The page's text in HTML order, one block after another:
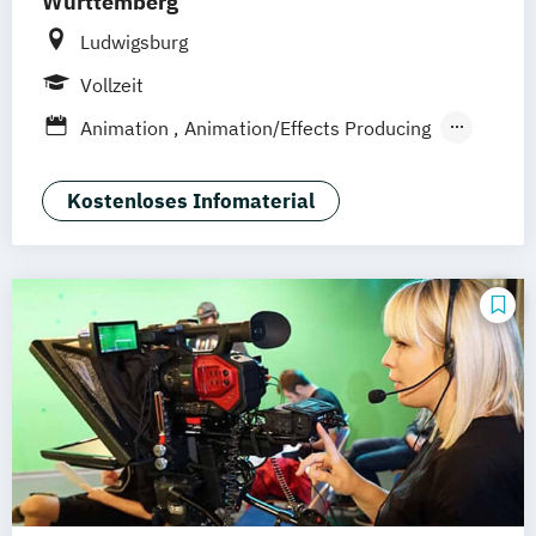
Ludwigsburg
Vollzeit
Animation
Animation/Effects Producing
Visual Effects
Kostenloses Infomaterial